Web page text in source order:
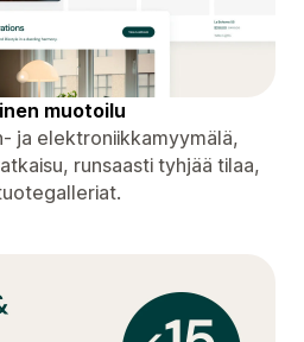
muotoilu
ja elektroniikkamyymälä,
runsaasti tyhjää tilaa,